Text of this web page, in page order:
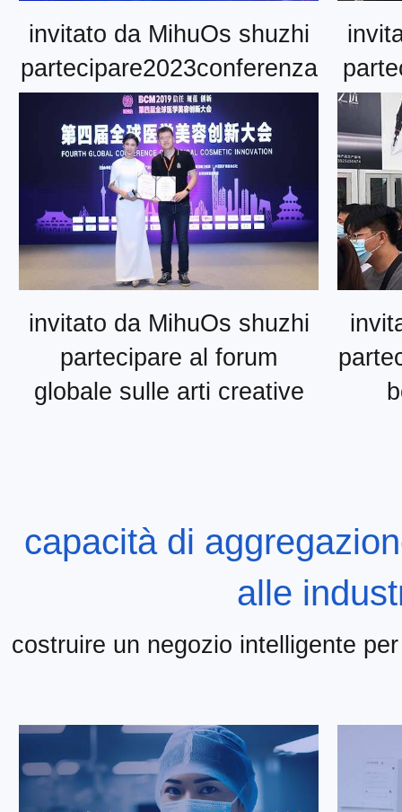
invitato da MihuOs shuzhi
partecipare2023conferenza
accademica
dell‘associazione medica di
Hunan
invitato da MihuOs shuzhi
partecipare al forum
globale sulle arti creative
capacità di
alle
costruire un negozio intelligente